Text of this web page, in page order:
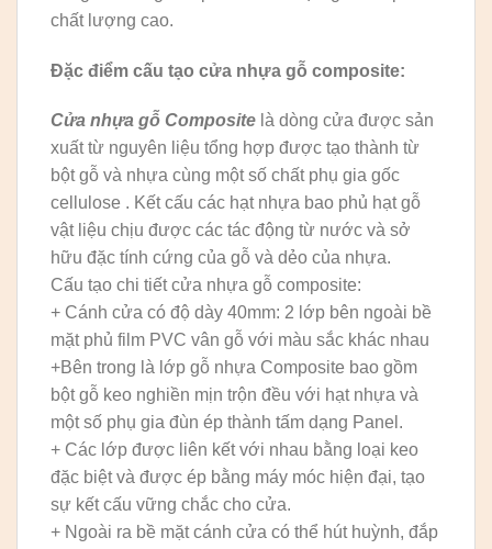
chất lượng cao.
Đặc điểm cấu tạo cửa nhựa gỗ composite:
Cửa nhựa gỗ Composite là dòng cửa được sản
xuất từ nguyên liệu tổng hợp được tạo thành từ
bột gỗ và nhựa cùng một số chất phụ gia gốc
cellulose . Kết cấu các hạt nhựa bao phủ hạt gỗ
vật liệu chịu được các tác động từ nước và sở
hữu đặc tính cứng của gỗ và dẻo của nhựa.
Cấu tạo chi tiết cửa nhựa gỗ composite:
+ Cánh cửa có độ dày 40mm: 2 lớp bên ngoài bề
mặt phủ film PVC vân gỗ với màu sắc khác nhau
+Bên trong là lớp gỗ nhựa Composite bao gồm
bột gỗ keo nghiền mịn trộn đều với hạt nhựa và
một số phụ gia đùn ép thành tấm dạng Panel.
+ Các lớp được liên kết với nhau bằng loại keo
đặc biệt và được ép bằng máy móc hiện đại, tạo
sự kết cấu vững chắc cho cửa.
+ Ngoài ra bề mặt cánh cửa có thể hút huỳnh, đắp